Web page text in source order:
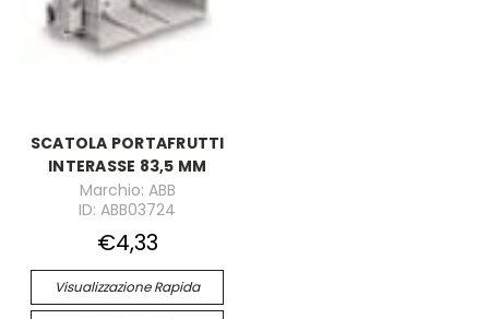
SCATOLA PORTAFRUTTI
INTERASSE 83,5 MM
Marchio: ABB
ID: ABB03724
€4,33
Visualizzazione Rapida